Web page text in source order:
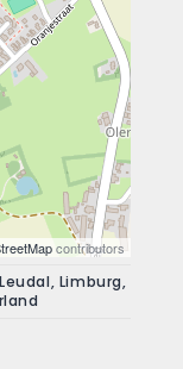
contributors
Limburg,